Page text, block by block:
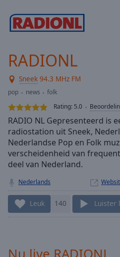
Forward
Mute
Loaded:
0.00%
Stream
TypeLIVE
Seek to
live,
currently
liveLIVE
Remaining
Time-
1x
Chapters
RADIONL
Sneek 94.3 MHz FM
pop news
folk
Rating: 5.0
RADIO NL Gepresenteerd is
radiostation uit Sneek,
Nederlandse Pop en Folk
verscheidenheid van
deel van Nederland.
Nederlands
Leuk 140 Luister